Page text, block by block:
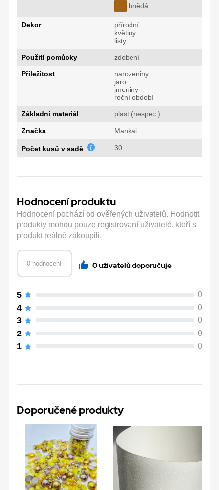
hnědá
Dekor
přírodní
květiny
listy
Použití pomůcky zdobení
Příležitost
narozeniny
jaro
jmeniny
roční období
Základní materiál plast (nespec.)
Značka Mankai
Počet kusů v sadě 30
Hodnocení produktu
Hodnocení pochází od ověřených uživatelů. Hodnotit
produkty mohou pouze registrovaní uživatelé, kteří si
produkt reálně zakoupili.
0 hodnocení 0 uživatelů doporučuje
5 0
4 0
3 0
2 0
1 0
Doporučené produkty